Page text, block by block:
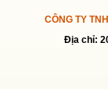
CÔNG TY
Địa chỉ: